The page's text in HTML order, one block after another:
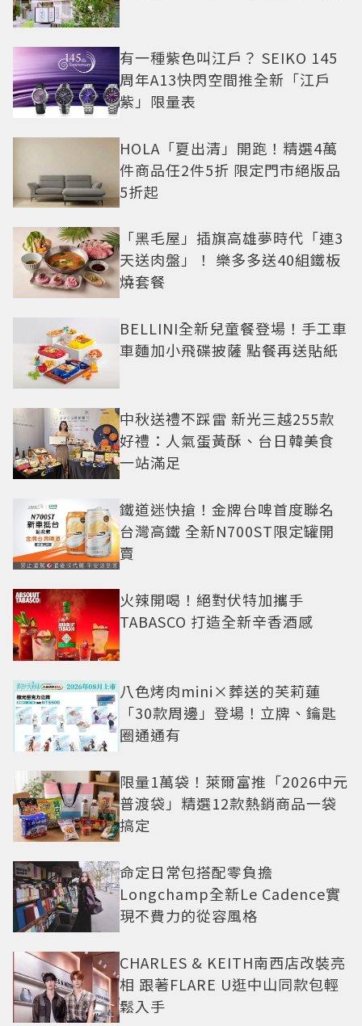
有一種紫色叫江戶？ SEIKO 145
周年A13快閃空間推全新「江戶
紫」限量表
HOLA「夏出清」開跑！精選4萬
件商品任2件5折 限定門市絕版品
5折起
「黑毛屋」插旗高雄夢時代「連3
天送肉盤」！ 樂多多送40組鐵板
燒套餐
BELLINI全新兒童餐登場！手工車
車麵加小飛碟披薩 點餐再送貼紙
中秋送禮不踩雷 新光三越255款
好禮：人氣蛋黃酥、台日韓美食
一站滿足
鐵道迷快搶！金牌台啤首度聯名
台灣高鐵 全新N700ST限定罐開
賣
火辣開喝！絕對伏特加攜手
TABASCO 打造全新辛香酒感
八色烤肉mini×葬送的芙莉蓮
「30款周邊」登場！立牌、鑰匙
圈通通有
限量1萬袋！萊爾富推「2026中元
普渡袋」精選12款熱銷商品一袋
搞定
命定日常包搭配零負擔
Longchamp全新Le Cadence實
現不費力的從容風格
CHARLES & KEITH南西店改裝亮
相 跟著FLARE U逛中山同款包輕
鬆入手